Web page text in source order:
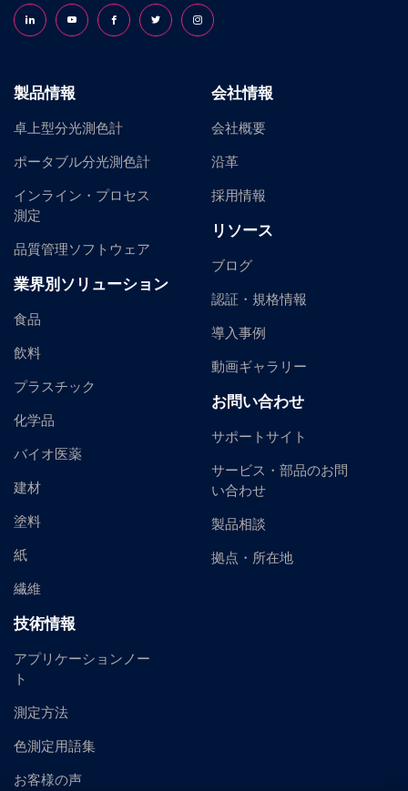
Follow us on LinkedInFollow us on YouTubeFollow us on Facebook
Follow us on X (formerly Twitter)
Follow us on Instagram
製品情報
卓上型分光測色計
ポータブル分光測色計
インライン・プロセス
測定
品質管理ソフトウェア
業界別ソリューション
食品
飲料
プラスチック
化学品
バイオ医薬
建材
塗料
紙
繊維
技術情報
アプリケーションノー
ト
測定方法
色測定用語集
お客様の声
会社情報
会社概要
沿革
採用情報
リソース
ブログ
認証・規格情報
導入事例
動画ギャラリー
お問い合わせ
サポートサイト
サービス・部品のお問
い合わせ
製品相談
拠点・所在地